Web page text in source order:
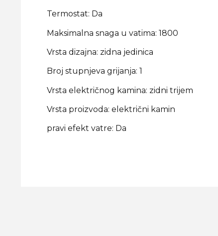
Termostat: Da
Maksimalna snaga u vatima: 1800
Vrsta dizajna: zidna jedinica
Broj stupnjeva grijanja: 1
Vrsta električnog kamina: zidni trijem
Vrsta proizvoda: električni kamin
pravi efekt vatre: Da